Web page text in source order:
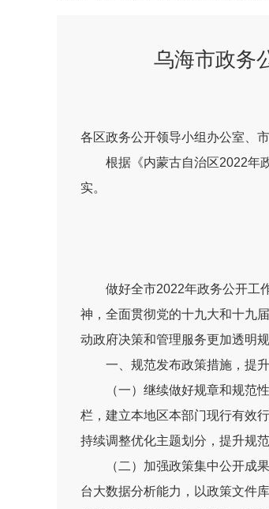
乌海市政务
各区政务公开领导小组办公室、
根据《内蒙古自治区2022年
实。
做好全市2022年政务公开工
神，全面贯彻党的十九大和十九
动政府决策和管理服务更加透明
一、规范发布政策措施，提
（一）继续做好规章和规范
栏，建立本地区本部门现行有效
持续调整优化主题划分，提升规
（二）加强政策集中公开成果
台大数据分析能力，以政策文件